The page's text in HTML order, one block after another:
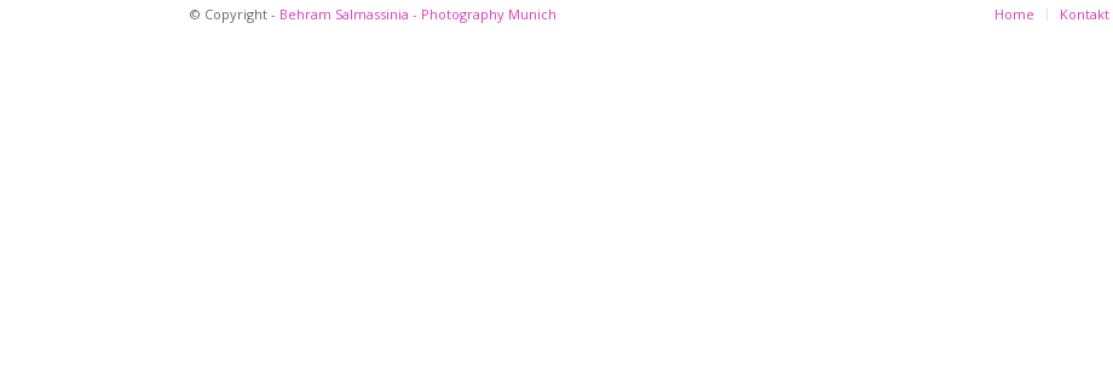
© Copyright - Behram Salmassinia - Photography Munich Home Kontakt